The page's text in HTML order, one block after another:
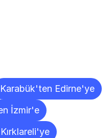
Karabük'ten Edirne'ye
İzmir'e